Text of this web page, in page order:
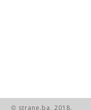
© strane.ba, 2018.